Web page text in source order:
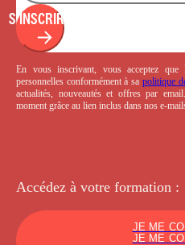
S'INSCRIRE
En vous inscrivant, vous acceptez que
personnelles conformément à sa politique
actualités, nouveautés et offres par
moment grâce au lien inclus dans nos e-
Accédez à votre formation :
JE ME
JE ME